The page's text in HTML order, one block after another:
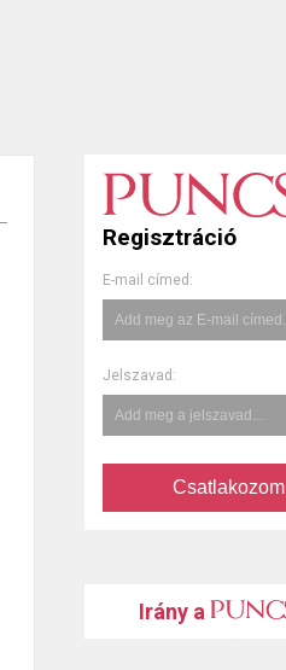
Regisztráció
E-mail címed:
Jelszavad:
Csatlakozom
Irány a